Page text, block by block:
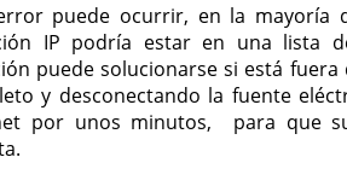
puede ocurrir, en la mayoría
IP podría estar en una lista
puede solucionarse si está
y desconectando la fuente
por unos minutos, para que